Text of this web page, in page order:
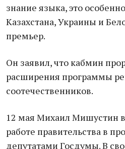
знание языка, это
Казахстана, Украины и
премьер.
Он заявил, что кабмин
расширения программы
соотечественников.
12 мая Михаил Мишустин
работе правительства в
депутатами Госдумы. В